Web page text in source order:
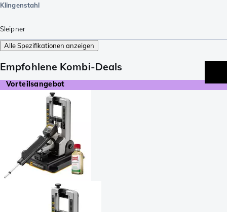
Klingenstahl
Sleipner
Alle Spezifikationen anzeigen
Empfohlene Kombi-Deals
Vorteilsangebot